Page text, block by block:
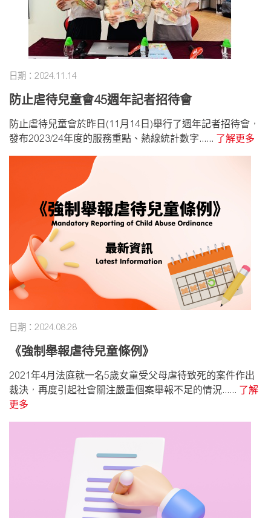
日期：2024.11.14
防止虐待兒童會45週年記者招待會
防止虐待兒童會於昨日(11月14日)舉行了週年記者招待會，
發布2023/24年度的服務重點、熱線統計數字...... 了解更多
日期：2024.08.28
《強制舉報虐待兒童條例》
2021年4月法庭就一名5歲女童受父母虐待致死的案件作出
裁決，再度引起社會關注嚴重個案舉報不足的情況...... 了解
更多